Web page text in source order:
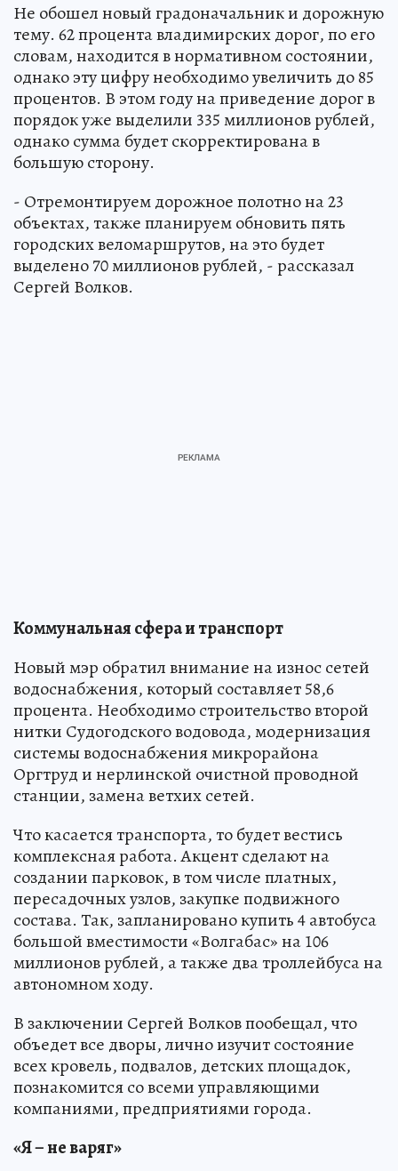
Не обошел новый градоначальник и дорожную
тему. 62 процента владимирских дорог, по его
словам, находится в нормативном состоянии,
однако эту цифру необходимо увеличить до 85
процентов. В этом году на приведение дорог в
порядок уже выделили 335 миллионов рублей,
однако сумма будет скорректирована в
большую сторону.
- Отремонтируем дорожное полотно на 23
объектах, также планируем обновить пять
городских веломаршрутов, на это будет
выделено 70 миллионов рублей, - рассказал
Сергей Волков.
Коммунальная сфера и транспорт
Новый мэр обратил внимание на износ сетей
водоснабжения, который составляет 58,6
процента. Необходимо строительство второй
нитки Судогодского водовода, модернизация
системы водоснабжения микрорайона
Оргтруд и нерлинской очистной проводной
станции, замена ветхих сетей.
Что касается транспорта, то будет вестись
комплексная работа. Акцент сделают на
создании парковок, в том числе платных,
пересадочных узлов, закупке подвижного
состава. Так, запланировано купить 4 автобуса
большой вместимости «Волгабас» на 106
миллионов рублей, а также два троллейбуса на
автономном ходу.
В заключении Сергей Волков пообещал, что
объедет все дворы, лично изучит состояние
всех кровель, подвалов, детских площадок,
познакомится со всеми управляющими
компаниями, предприятиями города.
«Я – не варяг»